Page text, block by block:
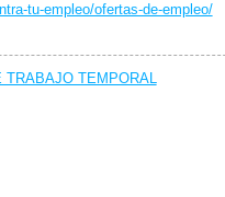
tu-empleo/ofertas-de-empleo/
TRABAJO TEMPORAL